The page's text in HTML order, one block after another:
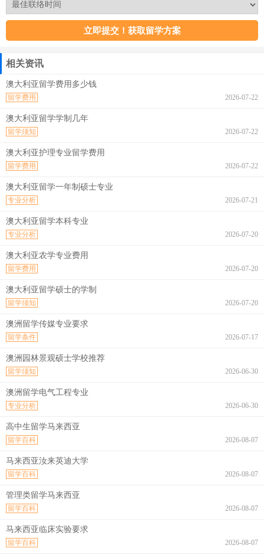
相关资讯
澳大利亚留学费用多少钱
2026-07-22
留学费用
澳大利亚留学学制几年
2026-07-22
留学须知
澳大利亚护理专业留学费用
2026-07-22
留学费用
澳大利亚留学一年制硕士专业
2026-07-21
专业分析
澳大利亚留学本科专业
2026-07-20
专业分析
澳大利亚农学专业费用
2026-07-20
留学费用
澳大利亚留学硕士的学制
2026-07-20
留学须知
澳洲留学传媒专业要求
2026-07-17
留学条件
澳洲园林景观硕士学校推荐
2026-06-30
留学须知
澳洲留学电气工程专业
2026-06-30
专业分析
高中生留学马来西亚
2026-08-07
留学百科
马来西亚汝来英迪大学
2026-08-07
留学百科
管理类留学马来西亚
2026-08-07
留学百科
马来西亚临床实验要求
2026-08-07
留学百科